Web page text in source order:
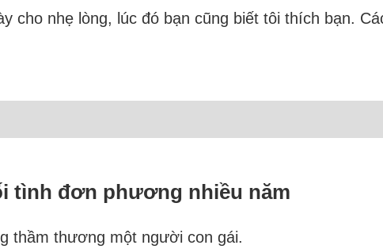
cho nhẹ lòng, lúc đó bạn cũng biết tôi thích bạn.
tình đơn phương nhiều năm
thầm thương một người con gái.